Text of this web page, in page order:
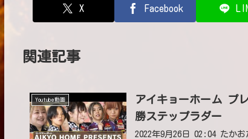
X Facebook
関連記事
Youtube動画
アイキョーホーム プ
勝ステップラダー
2022年9月26日 02:04 たか